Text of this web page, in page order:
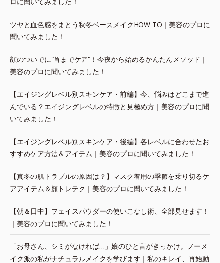
ツヤと血色感をまとう秋冬ベースメイクHOW TO｜美容のプロに
聞いてみました！
顔のついでに“首までケア”！今夜から始めるかんたんメソッド｜
美容のプロに聞いてみました！
【エイジングレベル別スキンケア・前編】今、悩みはどこまで進
んでいる？エイジングレベルの特徴と見極め方｜美容のプロに聞
いてみました！
【エイジングレベル別スキンケア・後編】各レベルに合わせたお
すすめケア方法＆アイテム｜美容のプロに聞いてみました！
【真冬の肌トラブルの原因は？】マスク着用の季節を乗り切るケ
アアイテム＆顔トレテク｜美容のプロに聞いてみました！
【朝＆日中】フェイスパウダーの使いこなし術、全部見せます！
｜美容のプロに聞いてみました！
「お母さん、シミがなければ…」娘のひと言がきっかけ。ノーメ
イク派の私がナチュラルメイクを学びます｜私のキレイ、再始動